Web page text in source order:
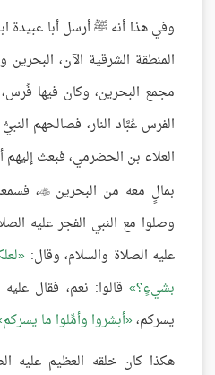
وفي هذا أنه ﷺ أرسل أبا عبيدة
المنطقة الشرقية الآن، البحرين
مجمع البحرين، وكان فيها
الفرس عُبَّاد النار، فصالحهم
العلاء بن الحضرمي، فبعث إليهم
بمالٍ معه من البحرين،
وصلوا مع النبي الفجر عليه
عليه الصلاة والسلام، وقال:
بشيءٍ؟ قالوا: نعم، فقال
يسركم، أبشروا وأمِّلوا ما يسركم
هكذا كان خلقه العظيم عليه